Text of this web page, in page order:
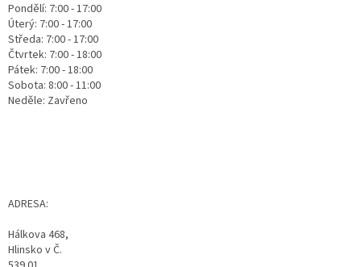
Pondělí: 7:00 - 17:00
Úterý: 7:00 - 17:00
Středa: 7:00 - 17:00
Čtvrtek: 7:00 - 18:00
Pátek: 7:00 - 18:00
Sobota: 8:00 - 11:00
Neděle: Zavřeno
ADRESA:
Hálkova 468,
Hlinsko v Č.